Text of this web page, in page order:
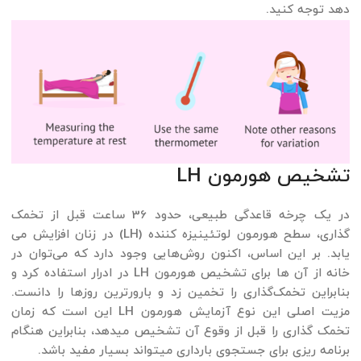
دهد توجه کنید.
تشخیص هورمون LH
در یک چرخه قاعدگی طبیعی، حدود 36 ساعت قبل از تخمک
گذاری، سطح هورمون لوتئینیزه کننده (LH) در زنان افزایش می
یابد. بر این اساس، اکنون روش‌هایی وجود دارد که می‌توان در
خانه از آن ها برای تشخیص هورمون LH در ادرار استفاده کرد و
بنابراین تخمک‌گذاری را تخمین زد و بارورترین روزها را دانست.
مزیت اصلی این نوع آزمایش هورمون LH این است که زمان
تخمک گذاری را قبل از وقوع آن تشخیص می­دهد، بنابراین هنگام
برنامه ریزی برای جستجوی بارداری می­تواند بسیار مفید باشد.